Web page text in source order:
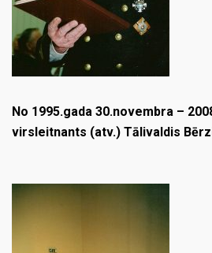
No 1995.gada 30.novembra –
virsleitnants (atv.) Tālivaldis